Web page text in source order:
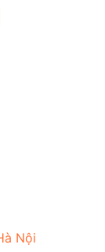
Nội